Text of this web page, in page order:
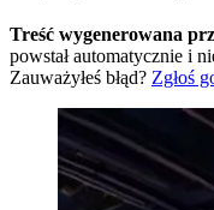
Treść wygenerowana
powstał automatycznie i
Zauważyłeś błąd? Zgłoś